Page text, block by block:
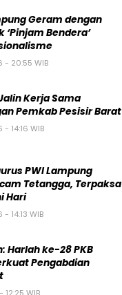
Geram dengan
‘Pinjam Bendera’
- 20:55 WIB
Kerja Sama
Pemkab Pesisir Barat
14:16 WIB
PWI Lampung
Tetangga, Terpaksa
Hari
14:13 WIB
Harlah ke-28 PKB
Pengabdian